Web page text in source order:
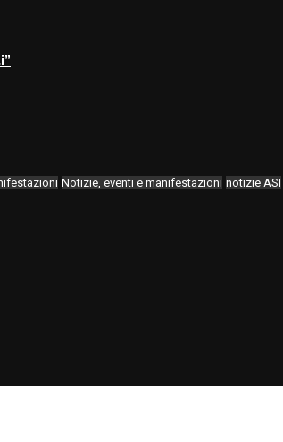
Notizie, eventi e manifestazioni notizie ASI